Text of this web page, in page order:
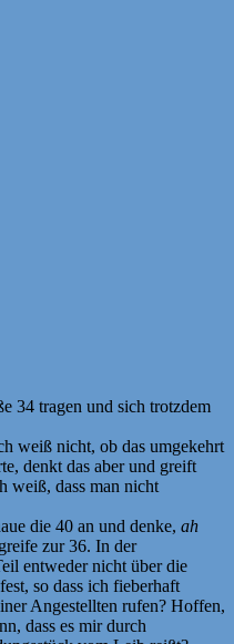
34 tragen und sich trotzdem
weiß nicht, ob das umgekehrt
denkt das aber und greift
weiß, dass man nicht
die 40 an und denke, ah
zur 36. In der
entweder nicht über die
so dass ich fieberhaft
Angestellten rufen? Hoffen,
dass es mir durch